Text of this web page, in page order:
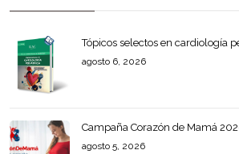
Tópicos selectos en cardiología
agosto 6, 2026
Campaña Corazón de Mamá
agosto 5, 2026